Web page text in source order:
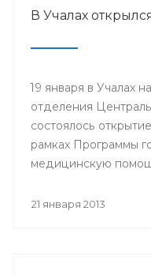
ординаторы,
В Учалах
19 января в Учалах
отделения
состоялось
рамках Программы
медицинскую
недостаточностью.
21 января 2013